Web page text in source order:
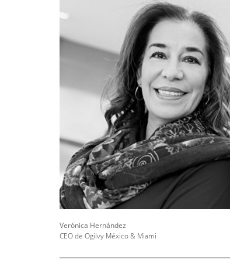
Verónica Hernández
CEO de Ogilvy México & Miami